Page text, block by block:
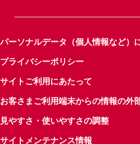
パーソナルデータ（個人情報など）
プライバシーポリシー
サイトご利用にあたって
お客さまご利用端末からの情報の外
見やすさ・使いやすさの調整
サイトメンテナンス情報